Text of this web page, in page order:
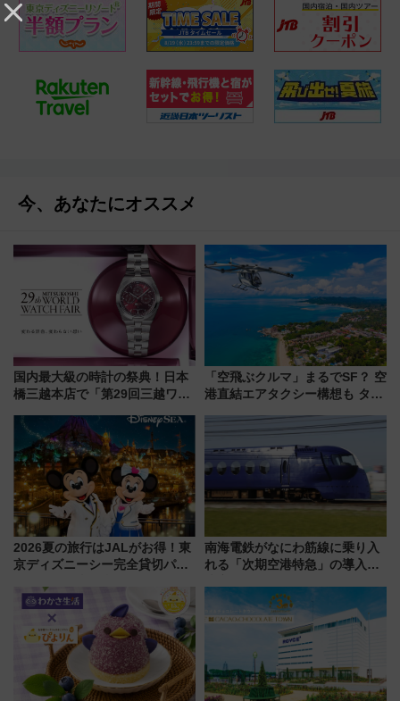
今、あなたにオススメ
国内最大級の時計の祭典！日本
橋三越本店で「第29回三越ワー
【2026年8月5日～25日】
「空飛ぶクルマ」まるでSF？ 空
港直結エアタクシー構想も タイ
2026夏の旅行はJALがお得！東
京ディズニーシー完全貸切パー
ーン始まる 条件は「夏の国内
線に2回搭乗」
南海電鉄がなにわ筋線に乗り入
れる「次期空港特急」の導入を
日本初の鉄道デザイン